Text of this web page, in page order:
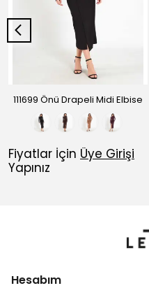
111699 Önü Drapeli Midi Elbise
Fiyatlar İçin Üye Girişi
Yapınız
Hesabım